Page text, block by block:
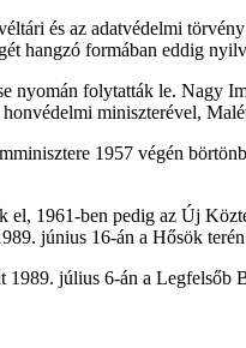
és az adatvédelmi
hangzó formában eddig
folytatták le. Nagy
miniszterével,
1957 végén
1961-ben pedig az Új
június 16-án a Hősök
július 6-án a Legfelsőb